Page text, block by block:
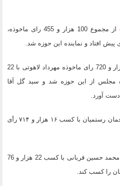
از مجموع 100 هزار و 455 رای ماخوذه،
از 70 هزار و 720 رای ماخوذه مهرداد لاهوتی با 22
نماینده مجلس از این حوزه شد و سید گل آقا
، عبدالرحمان رستمیان با کسب ۱۶ هزار و ۷۱۴ رأی
، محمد حسین قربانی با کسب 22 هزار و 76
را کسب کند.